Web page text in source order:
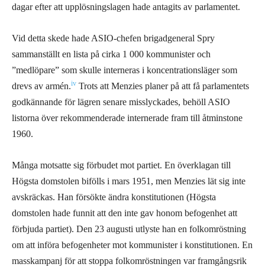
dagar efter att upplösningslagen hade antagits av parlamentet.
Vid detta skede hade ASIO-chefen brigadgeneral Spry
sammanställt en lista på cirka 1 000 kommunister och
”medlöpare” som skulle interneras i koncentrationsläger som
drevs av armén.iv Trots att Menzies planer på att få parlamentets
godkännande för lägren senare misslyckades, behöll ASIO
listorna över rekommenderade internerade fram till åtminstone
1960.
Många motsatte sig förbudet mot partiet. En överklagan till
Högsta domstolen bifölls i mars 1951, men Menzies lät sig inte
avskräckas. Han försökte ändra konstitutionen (Högsta
domstolen hade funnit att den inte gav honom befogenhet att
förbjuda partiet). Den 23 augusti utlyste han en folkomröstning
om att införa befogenheter mot kommunister i konstitutionen. En
masskampanj för att stoppa folkomröstningen var framgångsrik